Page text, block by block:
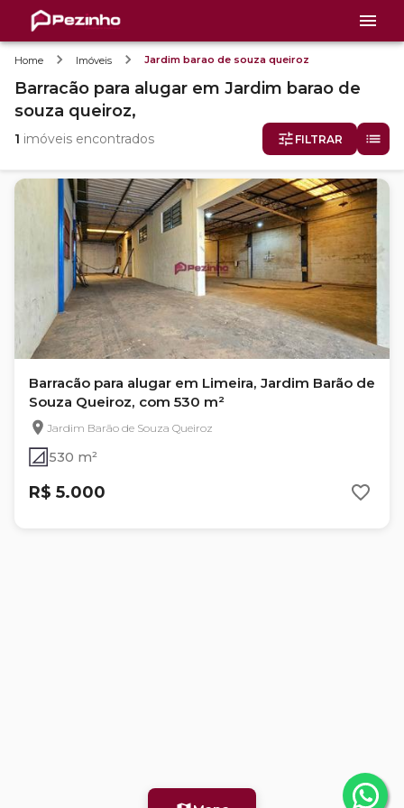
Home Imóveis Jardim barao de souza queiroz
Barracão para alugar em Jardim barao de
souza queiroz,
1 imóveis encontrados FILTRAR
Barracão para alugar em Limeira, Jardim Barão de
Souza Queiroz, com 530 m²
Jardim Barão de Souza Queiroz
530 m²
R$ 5.000